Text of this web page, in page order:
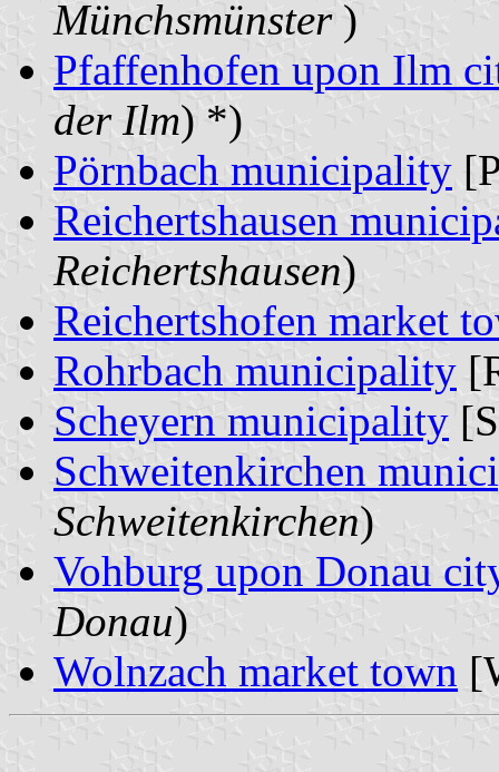
Münchsmünster )
Pfaffenhofen upon Ilm
der Ilm) *)
Pörnbach municipality
Reichertshausen
Reichertshausen)
Reichertshofen market
Rohrbach municipality
Scheyern municipality
Schweitenkirchen
Schweitenkirchen)
Vohburg upon Donau
Donau)
Wolnzach market town